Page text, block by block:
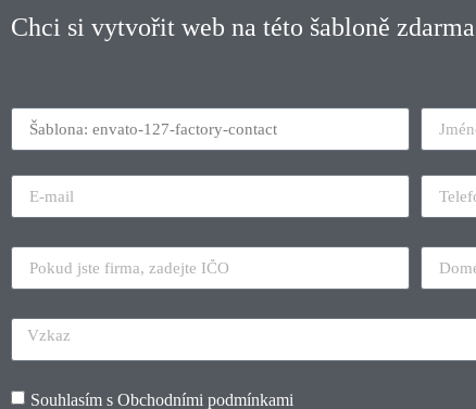
Chci si vytvořit web na této šabloně zdarma
Souhlasím s Obchodními podmínkami